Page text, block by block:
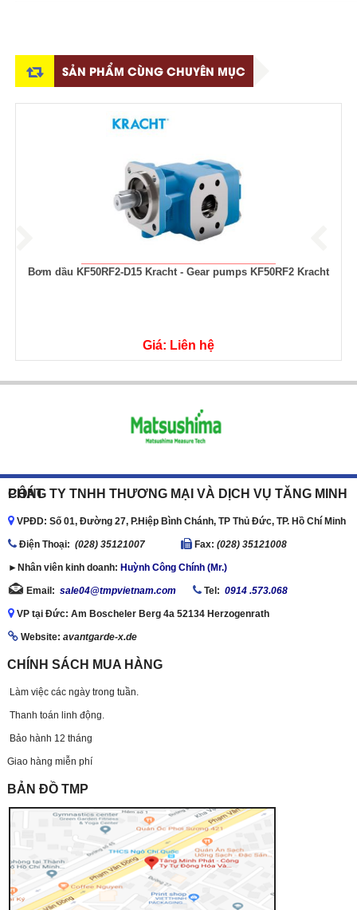
SẢN PHẨM CÙNG CHUYÊN MỤC
Bơm bánh răng KP2 - Bơm bánh răng KP3 - High pressure gear
Giá: Liên hệ
CÔNG TY TNHH THƯƠNG MẠI VÀ DỊCH VỤ TĂNG MINH PHÁT
VPĐD: Số 01, Đường 27, P.Hiệp Bình Chánh, TP Thủ Đức, TP. Hồ Chí Minh
Ðiện Thoại: (028) 35121007 Fax: (028) 35121008
►Nhân viên kinh doanh: Huỳnh Công Chính (Mr.)
Email: sale04@tmpvietnam.com Tel: 0914 .573.068
VP tại Đức: Am Boscheler Berg 4a 52134 Herzogenrath
Website: avantgarde-x.de
CHÍNH SÁCH MUA HÀNG
Làm việc các ngày trong tuần.
Thanh toán linh động.
Bảo hành 12 tháng
Giao hàng miễn phí
BẢN ĐỒ TMP